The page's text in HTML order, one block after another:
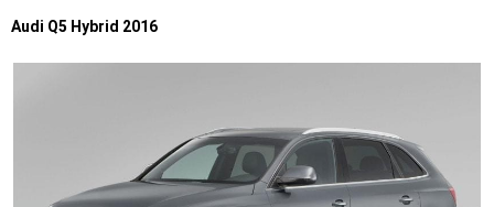
Audi Q5 Hybrid 2016